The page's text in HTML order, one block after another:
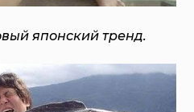
японский тренд.